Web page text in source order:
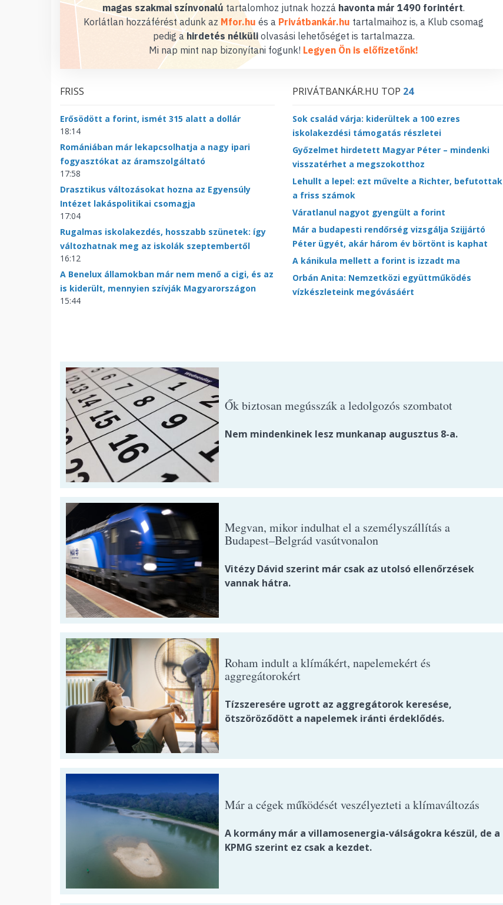
magas szakmai színvonalú tartalomhoz jutnak hozzá havonta már 1490 forintért.
Korlátlan hozzáférést adunk az Mfor.hu és a Privátbankár.hu tartalmaihoz is, a Klub csomag
pedig ahirdetés nélküliolvasási lehetőséget is tartalmazza.
Mi nap mint nap bizonyítani fogunk! Legyen Ön is előfizetőnk!
FRISS
Erősödött a forint, ismét 315 alatt a dollár
18:14
Romániában már lekapcsolhatja a nagy ipari
fogyasztókat az áramszolgáltató
17:58
Drasztikus változásokat hozna az Egyensúly
Intézet lakáspolitikai csomagja
17:04
Rugalmas iskolakezdés, hosszabb szünetek: így
változhatnak meg az iskolák szeptembertől
16:12
A Benelux államokban már nem menő a cigi, és az
is kiderült, mennyien szívják Magyarországon
15:44
PRIVÁTBANKÁR.HU TOP 24
Sok család várja: kiderültek a 100 ezres
iskolakezdési támogatás részletei
Győzelmet hirdetett Magyar Péter – mindenki
visszatérhet a megszokotthoz
Lehullt a lepel: ezt művelte a Richter, befutottak
a friss számok
Váratlanul nagyot gyengült a forint
Már a budapesti rendőrség vizsgálja Szijjártó
Péter ügyét, akár három év börtönt is kaphat
A kánikula mellett a forint is izzadt ma
Orbán Anita: Nemzetközi együttműködés
vízkészleteink megóvásáért
Ők biztosan megússzák a ledolgozós szombatot
Nem mindenkinek lesz munkanap augusztus 8-a.
Megvan, mikor indulhat el a személyszállítás a
Budapest–Belgrád vasútvonalon
Vitézy Dávid szerint már csak az utolsó ellenőrzések
vannak hátra.
Roham indult a klímákért, napelemekért és
aggregátorokért
Tízszeresére ugrott az aggregátorok keresése,
ötszöröződött a napelemek iránti érdeklődés.
Már a cégek működését veszélyezteti a klímaváltozás
A kormány már a villamosenergia-válságokra készül, de a
KPMG szerint ez csak a kezdet.